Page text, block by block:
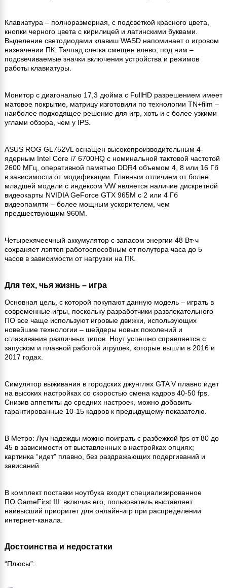
Клавиатура – полноразмерная, с подсветкой красного цвета,
кнопки черного цвета с кирилицей и латинскими буквами.
Выделение светодиодами клавиш WASD напоминает о игровом
назначении ПК. Тачпад слегка смещен влево, под ним –
подсвечиваемые значки включения устройства и режимов
работы клавиатуры.
Монитор с диагональю 17,3 дюйма с FullHD разрешением имеет
матовое покрытие, матрицу изготовили по технологии TN+film –
наиболее подходящее решение для игр, хоть и с более узкими
углами обзора, чем у IPS.
ASUS ROG GL752VL оснащен высокопроизводительным 4-
ядерным Intel Core i7 6700HQ с номинальной тактовой частотой
2600 МГц, оперативной памятью DDR4 объемом 4, 8 или 16 Гб
в зависимости от модификации. Главным отличием от более
младшей модели с индексом VW является наличие дискретной
видеокарты NVIDIA GeForce GTX 965M с 2 или 4 Гб
видеопамяти – более мощным ускорителем, чем
предшествующим 960M.
Четырехячеечный аккумулятор с запасом энергии 48 Вт·ч
сохраняет лэптоп работоспособным от полутора часа до 5
часов в зависимости от нагрузки на ПК.
Для тех, чья жизнь – игра
Основная цель, с которой покупают данную модель – играть в
современные игры, поскольку разработчики развлекательного
ПО все чаще используют игровые движки, использующих
новейшие технологии – шейдеры новых поколений и
сглаживания различных типов. Ноут успешно справляется с
запуском и плавной работой игрушек, которые вышли в 2016 и
2017 годах.
Симулятор выживания в городских джунглях GTA V плавно идет
на высоких настройках со скоростью смена кадров 40-50 fps.
Снизив аппетиты до средних настроек, можно добавить
гарантированные 10-15 кадров к предыдущему показателю.
В Метро: Луч надежды можно поиграть с разбежкой fps от 80 до
45 в зависимости от выставленных в настройках опциях;
картинка “идет” плавно, без раздражающих подергиваний и
зависаний.
В комплект поставки ноутбука входит специализированное
ПО GameFirst III: включив его, пользователь выставляет
наивысший приоритет для онлайн-игр при распределении
интернет-канала.
Достоинства и недостатки
“Плюсы”: